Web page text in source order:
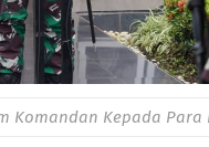
Komandan Kepada